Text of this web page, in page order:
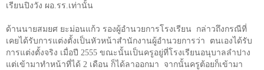
เรียนปิงวัง ผอ.รร.เท่านั้น
ด้านนายสมยศ ยะม่อนแก้ว รองผู้อำนวยการโรงเรียน กล่าวถึงกรณีที่
เคยได้รับการแต่งตั้งเป็นหัวหน้าสำนักงานผู้อำนวยการว่า ตนเองได้รับ
การแต่งตั้งจริง เมื่อปี 2555 ขณะนั้นเป็นครูอยู่ที่โรงเรียนอนุบาลลำปาง
แต่เข้ามาทำหน้าที่ได้ 2 เดือน ก็ได้ลาออกมา จากนั้นครูต้อยก็เข้ามา